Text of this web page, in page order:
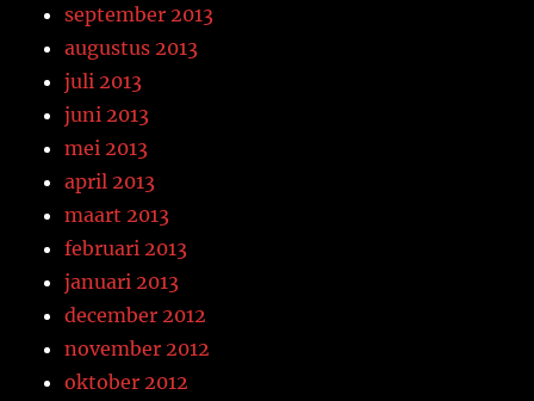
september 2013
augustus 2013
juli 2013
juni 2013
mei 2013
april 2013
maart 2013
februari 2013
januari 2013
december 2012
november 2012
oktober 2012